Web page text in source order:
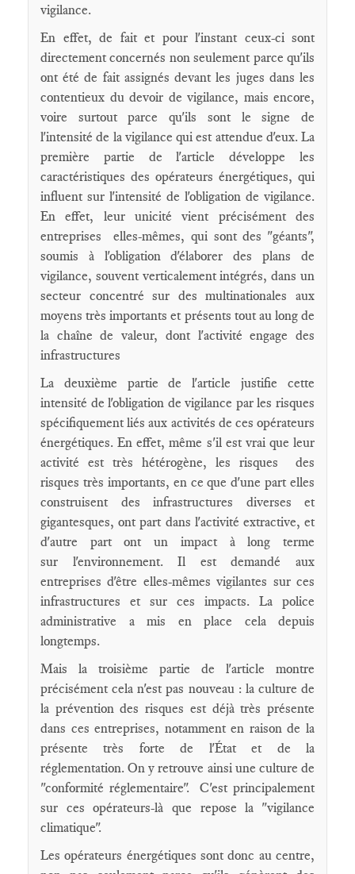
vigilance.
En effet, de fait et pour l'instant ceux-ci sont
directement concernés non seulement parce qu'ils
ont été de fait assignés devant les juges dans les
contentieux du devoir de vigilance, mais encore,
voire surtout parce qu'ils sont le signe de
l'intensité de la vigilance qui est attendue d'eux. La
première partie de l'article développe les
caractéristiques des opérateurs énergétiques, qui
influent sur l'intensité de l'obligation de vigilance.
En effet, leur unicité vient précisément des
entreprises elles-mêmes, qui sont des "géants",
soumis à l'obligation d'élaborer des plans de
vigilance, souvent verticalement intégrés, dans un
secteur concentré sur des multinationales aux
moyens très importants et présents tout au long de
la chaîne de valeur, dont l'activité engage des
infrastructures
La deuxième partie de l'article justifie cette
intensité de l'obligation de vigilance par les risques
spécifiquement liés aux activités de ces opérateurs
énergétiques. En effet, même s'il est vrai que leur
activité est très hétérogène, les risques des
risques très importants, en ce que d'une part elles
construisent des infrastructures diverses et
gigantesques, ont part dans l'activité extractive, et
d'autre part ont un impact à long terme
sur l'environnement. Il est demandé aux
entreprises d'être elles-mêmes vigilantes sur ces
infrastructures et sur ces impacts. La police
administrative a mis en place cela depuis
longtemps.
Mais la troisième partie de l'article montre
précisément cela n'est pas nouveau : la culture de
la prévention des risques est déjà très présente
dans ces entreprises, notamment en raison de la
présente très forte de l'État et de la
réglementation. On y retrouve ainsi une culture de
"conformité réglementaire". C'est principalement
sur ces opérateurs-là que repose la "vigilance
climatique".
Les opérateurs énergétiques sont donc au centre,